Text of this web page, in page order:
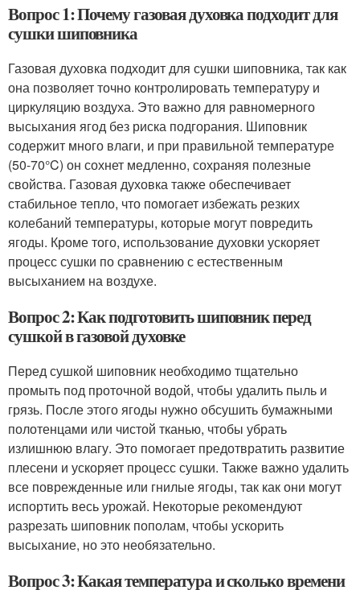
Вопрос 1: Почему газовая духовка подходит для
сушки шиповника
Газовая духовка подходит для сушки шиповника, так как
она позволяет точно контролировать температуру и
циркуляцию воздуха. Это важно для равномерного
высыхания ягод без риска подгорания. Шиповник
содержит много влаги, и при правильной температуре
(50-70°C) он сохнет медленно, сохраняя полезные
свойства. Газовая духовка также обеспечивает
стабильное тепло, что помогает избежать резких
колебаний температуры, которые могут повредить
ягоды. Кроме того, использование духовки ускоряет
процесс сушки по сравнению с естественным
высыханием на воздухе.
Вопрос 2: Как подготовить шиповник перед
сушкой в газовой духовке
Перед сушкой шиповник необходимо тщательно
промыть под проточной водой, чтобы удалить пыль и
грязь. После этого ягоды нужно обсушить бумажными
полотенцами или чистой тканью, чтобы убрать
излишнюю влагу. Это помогает предотвратить развитие
плесени и ускоряет процесс сушки. Также важно удалить
все поврежденные или гнилые ягоды, так как они могут
испортить весь урожай. Некоторые рекомендуют
разрезать шиповник пополам, чтобы ускорить
высыхание, но это необязательно.
Вопрос 3: Какая температура и сколько времени